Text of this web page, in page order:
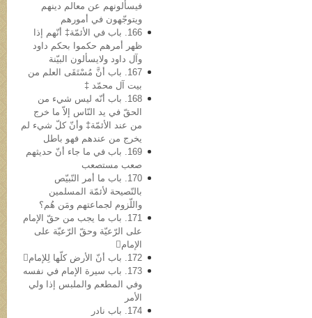
فیسألونهم عن معالم دینهم
ویتوجّهون في أمورهم
166. باب في الأئمّة‡ أنّهم إذا
ظهر أمرهم حکموا بحکم داود
وآل داود ولایسألون البیّنة
167. باب أنَّ مُسْتَقَی العلم من
بیت آل محمّد ‡
168. باب أنّه لیس شيء من
الحقّ في ید النّاس إلاّ ما خرج
من عند الأئمّة‡ وأنّ کلّ شيء لم
یخرج من عندهم فهو باطل
169. باب في ما جاء أنّ حدیثهم
صعب مستصعب
170. باب ما أمر النّبيّص
بالنّصیحة لأئمّة المسلمین
واللّزوم لجماعتهم ومَن هُم؟
171. باب ما یجب من حقّ الإمام
علی الرّعیّة وحقّ الرّعیّة علی
الإمام
172. باب أنّ الأرض کلّها لِلإمام
173. باب سیرة الإمام في نفسه
وفي المطعم والملبس إذا ولي
الأمر
174. باب نادر